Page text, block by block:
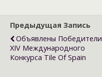
Предыдущая Запись
Объявлены Победители
XIV Международного
Конкурса Tile Of Spain